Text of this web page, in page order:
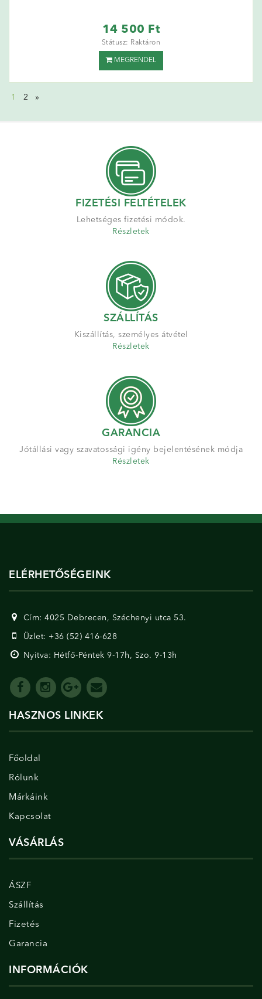
14 500 Ft
Státusz: Raktáron
MEGRENDEL
1 2 »
FIZETÉSI FELTÉTELEK
Lehetséges fizetési módok.
Részletek
SZÁLLÍTÁS
Kiszállítás, személyes átvétel
Részletek
GARANCIA
Jótállási vagy szavatossági igény bejelentésének módja
Részletek
ELÉRHETŐSÉGEINK
Cím: 4025 Debrecen, Széchenyi utca 53.
Üzlet: +36 (52) 416-628
Nyitva: Hétfő-Péntek 9-17h, Szo. 9-13h
HASZNOS LINKEK
Főoldal
Rólunk
Márkáink
Kapcsolat
VÁSÁRLÁS
ÁSZF
Szállítás
Fizetés
Garancia
INFORMÁCIÓK